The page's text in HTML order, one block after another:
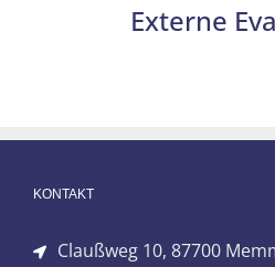
Externe
KONTAKT
Claußweg 10, 87700